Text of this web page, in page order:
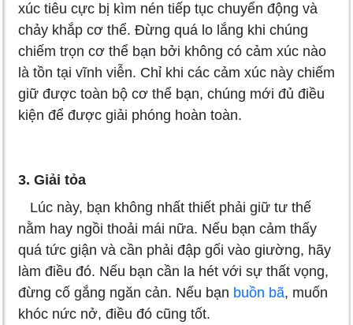
xúc tiêu cực bị kìm nén tiếp tục chuyển động và
chảy khắp cơ thể. Đừng quá lo lắng khi chúng
chiếm trọn cơ thể bạn bởi không có cảm xúc nào
là tồn tại vĩnh viễn. Chỉ khi các cảm xúc này chiếm
giữ được toàn bộ cơ thể bạn, chúng mới đủ điều
kiện để được giải phóng hoàn toàn.
3. Giải tỏa
Lúc này, bạn không nhất thiết phải giữ tư thế
nằm hay ngồi thoải mái nữa. Nếu bạn cảm thấy
quá tức giận và cần phải đập gối vào giường, hãy
làm điều đó. Nếu bạn cần la hét với sự thất vọng,
đừng cố gắng ngăn cản. Nếu bạn buồn bã, muốn
khóc nức nở, điều đó cũng tốt.